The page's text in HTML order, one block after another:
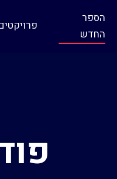
הספר
החדש